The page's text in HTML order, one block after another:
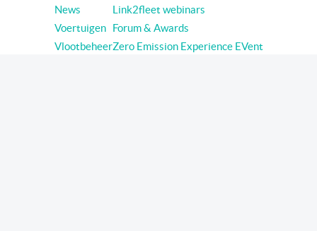
News
Voertuigen
Vlootbeheer
Link2fleet webinars
Forum & Awards
Zero Emission Experience EVent